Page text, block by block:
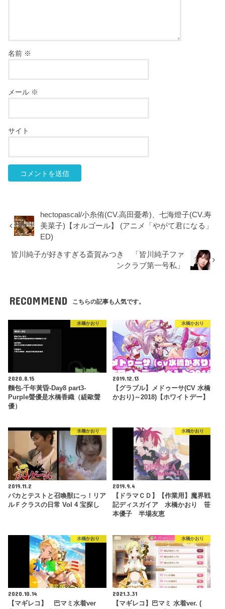
名前 ※
メール ※
サイト
hectopascal/小糸侑(CV.高田憂希)、七海燈子(CV.寿
美菜子)【オルゴール】 (アニメ「やがて君になる」
ED)
皆川純子が好きすぎる斎賀みつき 「皆川純子ファ
ンクラブ第一号私」
RECOMMEND こちらの記事も人気です。
水橋かおり
2020.8.15
麵包-千年黃昏-Day8 part3-
Purple聲優是水橋香織（緹歐聲
優）
水橋かおり
2019.12.13
【グラブル】メドゥーサ(CV 水橋
かおり)～2018)【ホワイトデー】
水橋かおり
2019.11.2
バカとテストと召喚獣にっ！リア
ルＦクラスの日常 Vol 4 宝探し
水橋かおり
2019.9.4
【ドラマＣＤ】【作業用】魔界戦
記ディスガイア 水橋かおり 笹
本優子 半場友恵
水橋かおり
2020.10.14
【マギレコ】 巴マミ水着ver
水橋かおり
2021.3.31
【マギレコ】巴マミ 水着ver. (